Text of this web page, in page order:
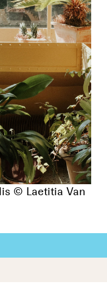
© Laetitia Van